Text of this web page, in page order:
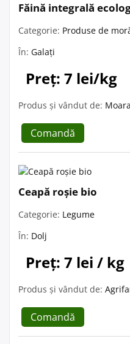
Făină integrală
Categorie: Produse de
În: Galați
Preț: 7 lei/kg
Produs și vândut de:
Comandă
Ceapă roșie bio
Categorie: Legume
În: Dolj
Preț: 7 lei / kg
Produs și vândut de:
Comandă